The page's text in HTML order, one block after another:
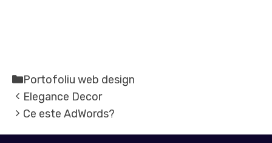
Categorii
Portofoliu web design
Elegance Decor
Ce este AdWords?